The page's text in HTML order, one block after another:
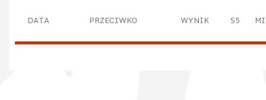
DATA PRZECIWKO WYNIK S5